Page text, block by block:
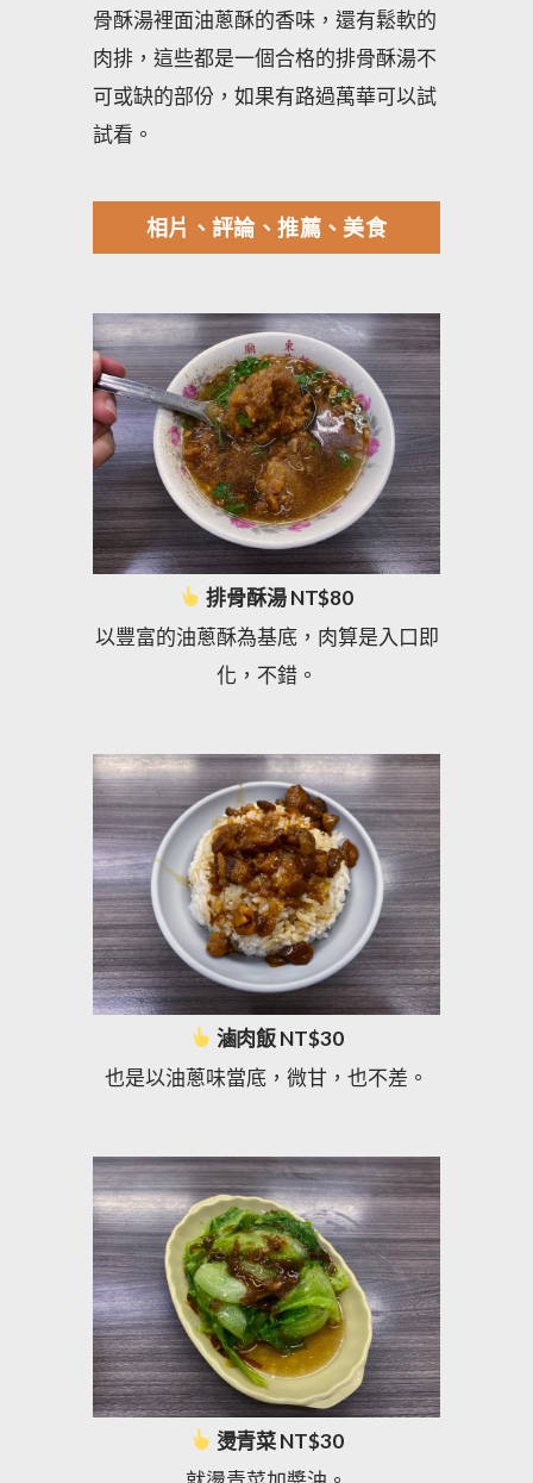
骨酥湯裡面油蔥酥的香味，還有鬆軟的
肉排，這些都是一個合格的排骨酥湯不
可或缺的部份，如果有路過萬華可以試
試看。
相片、評論、推薦、美食
排骨酥湯 NT$80
以豐富的油蔥酥為基底，肉算是入口即
化，不錯。
滷肉飯 NT$30
也是以油蔥味當底，微甘，也不差。
燙青菜 NT$30